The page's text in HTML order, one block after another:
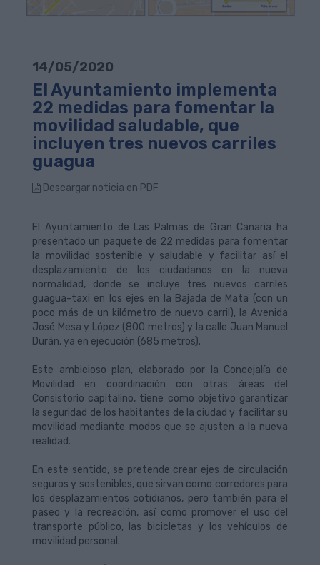
14/05/2020
El Ayuntamiento implementa
22 medidas para fomentar la
movilidad saludable, que
incluyen tres nuevos carriles
guagua
Descargar noticia en PDF
El Ayuntamiento de Las Palmas de Gran Canaria ha
presentado un paquete de 22 medidas para fomentar
la movilidad sostenible y saludable y facilitar así el
desplazamiento de los ciudadanos en la nueva
normalidad, donde se incluye tres nuevos carriles
guagua-taxi en los ejes en la Bajada de Mata (con un
poco más de un kilómetro de nuevo carril), la Avenida
José Mesa y López (800 metros) y la calle Juan Manuel
Durán, ya en ejecución (685 metros).
Este ambicioso plan, elaborado por la Concejalía de
Movilidad en coordinación con otras áreas del
Consistorio capitalino, tiene como objetivo garantizar
la seguridad de los habitantes de la ciudad y facilitar su
movilidad mediante modos que se ajusten a la nueva
realidad.
En este sentido, se pretende crear ejes de circulación
seguros y sostenibles, que sirvan como corredores para
los desplazamientos cotidianos, pero también para el
paseo y la recreación, así como promover el uso del
transporte público, las bicicletas y los vehículos de
movilidad personal.